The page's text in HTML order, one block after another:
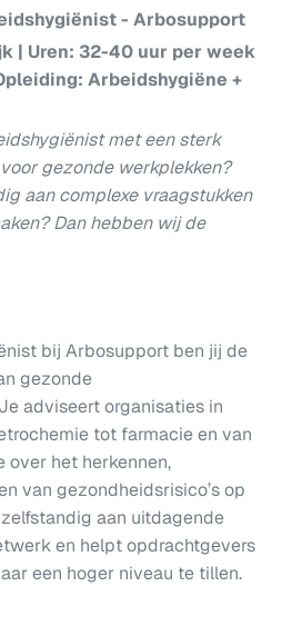
- Arbosupport
| Uren: 32-40 uur per week
Arbeidshygiëne +
met een sterk
gezonde werkplekken?
aan complexe vraagstukken
Dan hebben wij de
bij Arbosupport ben jij de
gezonde
adviseert organisaties in
tot farmacie en van
het herkennen,
van gezondheidsrisico’s op
aan uitdagende
en helpt opdrachtgevers
een hoger niveau te tillen.